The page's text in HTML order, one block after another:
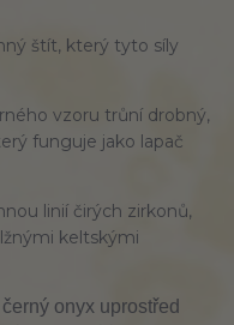
štít, který tyto síly
vzoru trůní drobný,
funguje jako lapač
linií čirých zirkonů,
keltskými
onyx uprostřed